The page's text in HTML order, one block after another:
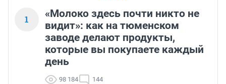
1
«Молоко здесь почти никто не
видит»: как на тюменском
заводе делают продукты,
которые вы покупаете каждый
день
98 184 144